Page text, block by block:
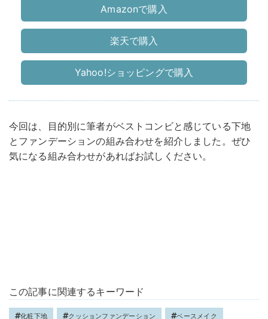
乾燥 韓国コスメ カバー力 毛穴
ベースメイク 日焼け防止
SPF50+,PA++++ (#23 サンド
（リニューアル）)
Amazonで購入
楽天で購入
Yahoo!ショッピングで購入
今回は、目的別に筆者がベストコンビと感じている下地
とファンデーションの組み合わせを紹介しました。ぜひ
気になる組み合わせがあればお試しください。
この記事に関連するキーワード
化粧下地 クッションファンデーション ベースメイク